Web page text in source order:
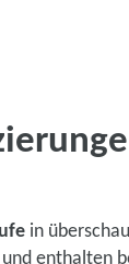
in
enthalten